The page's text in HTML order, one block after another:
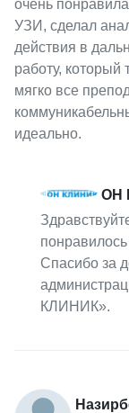
очень
УЗИ, сделал
действия в
работу, который
мягко все
идеально.
ОН
Спасибо за
КЛИНИК».